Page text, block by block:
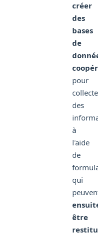
créer
des
bases
de
pour
des
à
l'aide
de
qui
être